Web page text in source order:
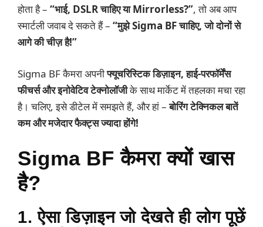
होता है – “भाई, DSLR चाहिए या Mirrorless?”, तो अब आप
स्मार्टली जवाब दे सकते हैं – “मुझे Sigma BF चाहिए, जो दोनों से
आगे की चीज़ है!”
Sigma BF कैमरा अपनीफ्यूचरिस्टिक डिज़ाइन, हाई-परफॉर्मेंस
फीचर्स और इनोवेटिव टेक्नोलॉजीके साथ मार्केट में तहलका मचा रहा
है। चलिए, इसे डीटेल में समझते हैं, और हां –बोरिंग टेक्निकल बातें
कम और मजेदार फैक्ट्स ज्यादा होंगे!
Sigma BF कैमरा क्यों खास
है?
1. ऐसा डिज़ाइन जो देखते ही लोग पूछें